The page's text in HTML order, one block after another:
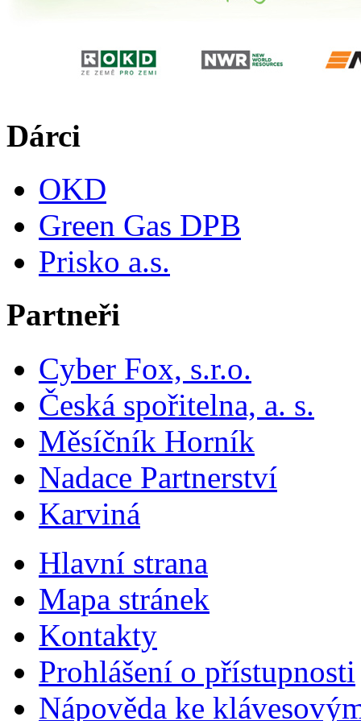
Dárci
OKD
Green Gas DPB
Prisko a.s.
Partneři
Cyber Fox, s.r.o.
Česká spořitelna, a. s.
Měsíčník Horník
Nadace Partnerství
Karviná
Hlavní strana
Mapa stránek
Kontakty
Prohlášení o přístupnosti
Nápověda ke